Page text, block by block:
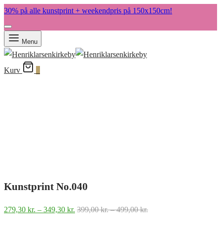
30% på alle kunstprint + weekendpris på 150x150cm!
Menu
Kurv
Kunstprint No.040
279,30 kr. – 349,30 kr. Prisinterval:
399,00kr. – 499,00kr.Prisinterval: